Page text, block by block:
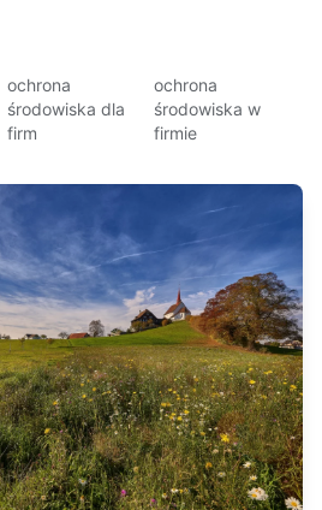
ochrona
środowiska dla
firm
ochrona
środowiska w
firmie